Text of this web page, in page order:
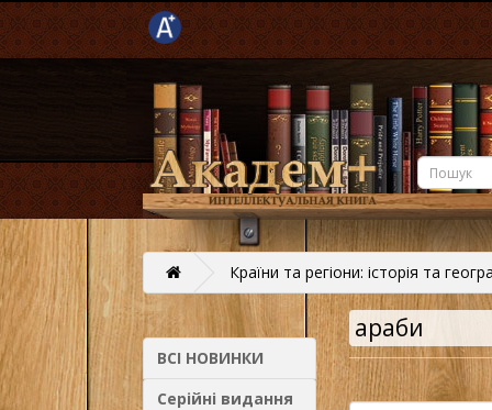
Країни та регіони: історія та
ВСІ НОВИНКИ
Серійні видання
араби